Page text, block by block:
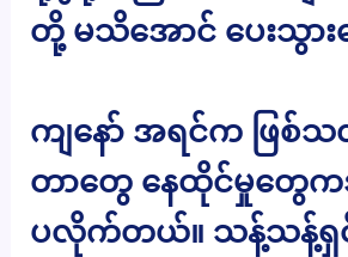
တို့ မသိအောင် ပေးသွာ
ကျနော် အရင်က ဖြစ်
တာတွေ နေထိုင်မှုတွေက
ပလိုက်တယ်။ သန့်သန့်ရှင်